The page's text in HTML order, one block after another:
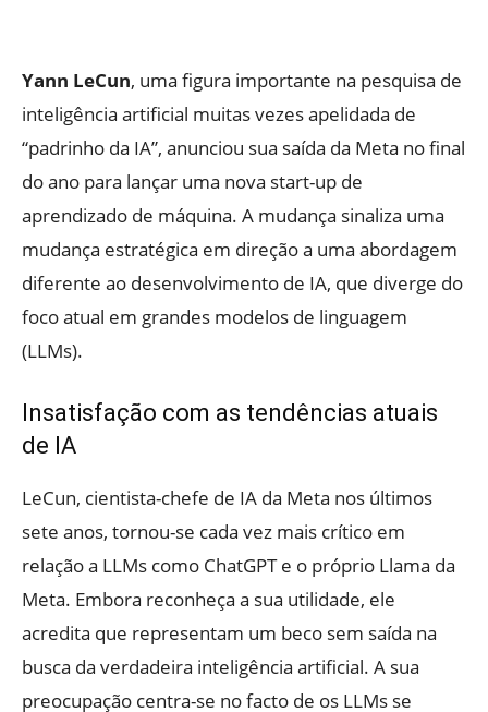
Yann LeCun, uma figura importante na pesquisa de
inteligência artificial muitas vezes apelidada de
“padrinho da IA”, anunciou sua saída da Meta no final
do ano para lançar uma nova start-up de
aprendizado de máquina. A mudança sinaliza uma
mudança estratégica em direção a uma abordagem
diferente ao desenvolvimento de IA, que diverge do
foco atual em grandes modelos de linguagem
(LLMs).
Insatisfação com as tendências atuais
de IA
LeCun, cientista-chefe de IA da Meta nos últimos
sete anos, tornou-se cada vez mais crítico em
relação a LLMs como ChatGPT e o próprio Llama da
Meta. Embora reconheça a sua utilidade, ele
acredita que representam um beco sem saída na
busca da verdadeira inteligência artificial. A sua
preocupação centra-se no facto de os LLMs se